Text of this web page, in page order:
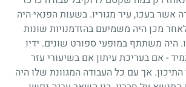
אשר בעכו, עיר מגוריו. בשעות הפנאי היה
מכן היה משמיעם בהזדמנויות שונות
היה משתתף במופעי ספורט שונים. ידיו
- אם בעריכת עיתון אם בשיעורי עזר
אך עם כל העבודה המגוונת שלו היה